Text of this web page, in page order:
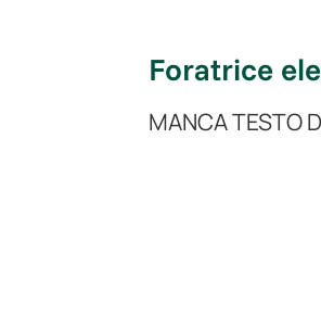
Foratrice
MANCA TESTO